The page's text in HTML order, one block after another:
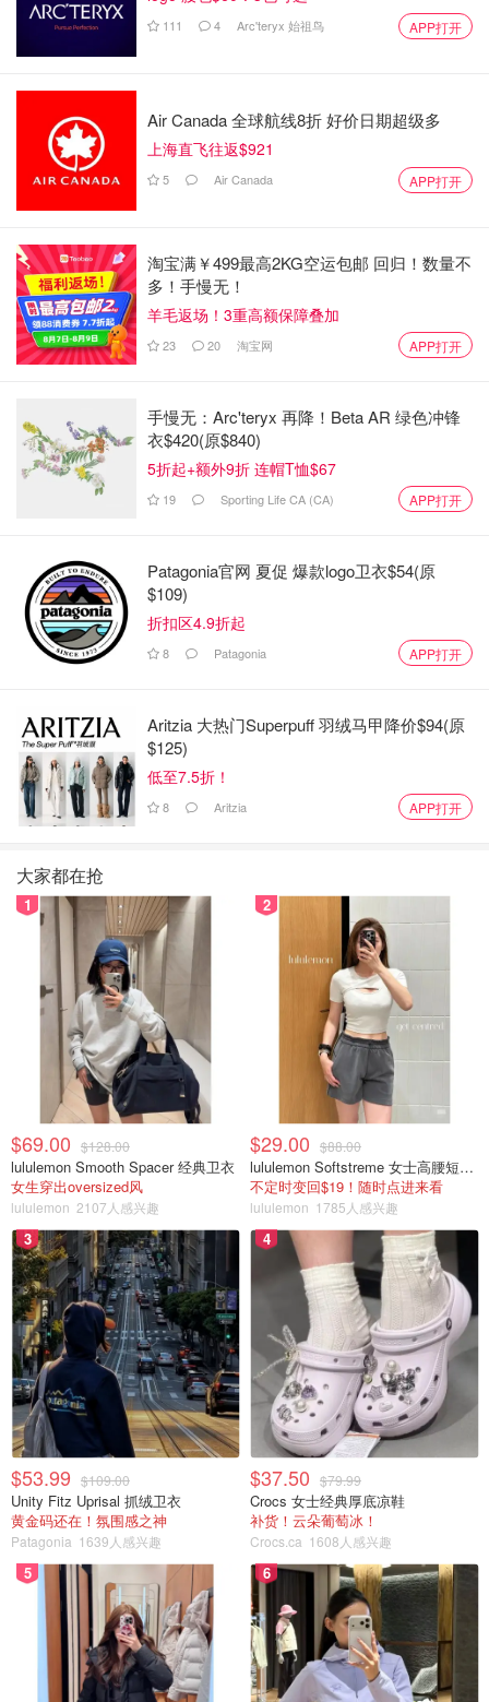
奶油230g
白砂糖18g
水果切块（芒果🥭，草莓🍓，菠萝🍍，猕猴桃🥝我都试了，
【做法】
👉🏻将白砂糖放进奶油里，打发至打蛋器提起来有一个直立
的尖尖角就可以了
👉🏻把饼皮和平底锅接触的面朝上，在皮中央加一层奶油，
然后加一层水果，再加一层奶油盖上水果，然后从四个方向
把饼皮折起来，放在盘子里，盖上保鲜膜，放冰箱冷藏2h以
上
这是我第一次包的照片，包的有点丑😂😂
【小Tips】
👉🏻我的平底锅直径是6寸的，做出来的饼皮稍微有点小，建
议选直径7寸左右的，饼皮大一点会比较好包
👉🏻上述饼皮的配方大概能做12-14个左右的班戟皮，如果锅
111 4 Arc'teryx 始祖鸟 APP打开
Air Canada 全球航线8折 好价日期超级多
上海直飞往返$921
5 Air Canada APP打开
淘宝满￥499最高2KG空运包邮 回归！数量不
多！手慢无！
羊毛返场！3重高额保障叠加
23 20 淘宝网 APP打开
手慢无：Arc'teryx 再降！Beta AR 绿色冲锋
衣$420(原$840)
5折起+额外9折 连帽T恤$67
19 Sporting Life CA (CA) APP打开
Patagonia官网 夏促 爆款logo卫衣$54(原
$109)
折扣区4.9折起
8 Patagonia APP打开
Aritzia 大热门Superpuff 羽绒马甲降价$94(原
$125)
低至7.5折！
8 Aritzia APP打开
大家都在抢
1
$69.00 $128.00
lululemon Smooth Spacer 经典卫衣
女生穿出oversized风
lululemon 2107人感兴趣
2
$29.00 $88.00
lululemon Softstreme 女士高腰短裤 10cm
不定时变回$19！随时点进来看
lululemon 1785人感兴趣
3
$53.99 $109.00
Unity Fitz Uprisal 抓绒卫衣
黄金码还在！氛围感之神
Patagonia 1639人感兴趣
4
$37.50 $79.99
Crocs 女士经典厚底凉鞋
补货！云朵葡萄冰！
Crocs.ca 1608人感兴趣
5 6